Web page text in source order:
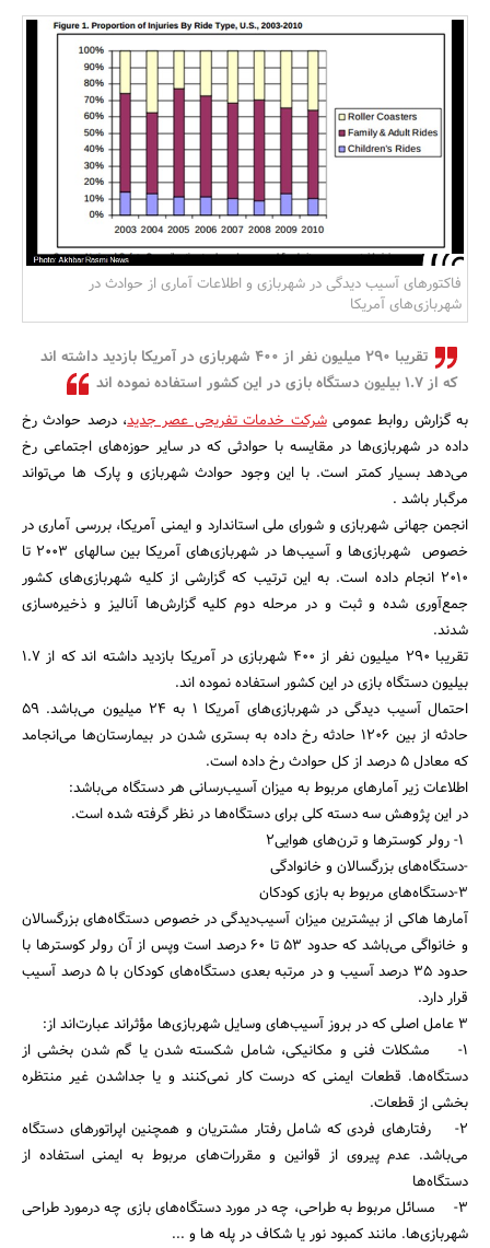
بانک، بیمه و سرمایه
مسکن و ساختمان
جستجو
فاکتورهای آسیب دیدگی در شهربازی و اطلاعات آماری از حوادث در
شهربازی‌های آمریکا
تقریبا 290 میلیون نفر از 400 شهربازی در آمریکا بازدید داشته ‌اند
که از 1.7 بیلیون دستگاه بازی در این کشور استفاده نموده اند
به گزارش روابط عمومیشرکت خدمات تفریحی عصر جدید، درصد حوادث رخ
داده در شهربازی‌ها در مقایسه با حوادثی که در سایر حوزه‌های اجتماعی رخ
می‌دهد بسیار کمتر است. با این وجود حوادث شهربازی و پارک ها می‌تواند
مرگبار باشد .
انجمن جهانی شهربازی و شورای ملی استاندارد و ایمنی آمریکا، بررسی آماری در
خصوص شهربازی‌ها و آسیب‌ها در شهربازی‌های آمریکا بین سالهای 2003 تا
2010 انجام داده است. به این ترتیب که گزارشی از کلیه شهربازی‌های کشور
جمع‌آوری شده و ثبت و در مرحله دوم کلیه گزارش‌ها آنالیز و ذخیره‌سازی
شدند.
تقریبا 290 میلیون نفر از 400 شهربازی در آمریکا بازدید داشته ‌اند که از 1.7
بیلیون دستگاه بازی در این کشور استفاده نموده اند.
احتمال آسیب دیدگی در شهربازی‌های آمریکا 1 به 24 میلیون می‌باشد. 59
حادثه از بین 1206 حادثه رخ داده به بستری شدن در بیمارستان‌ها می‌انجامد
که معادل 5 درصد از کل حوادث رخ داده است.
اطلاعات زیر آمارهای مربوط به میزان آسیب‌رسانی هر دستگاه می‌باشد:
در این پژوهش سه دسته کلی برای دستگاه‌ها در نظر گرفته شده است.
-دستگاه‌های بزرگسالان و خانوادگی
3-دستگاه‌های مربوط به بازی کودکان
آمارها هاکی از بیشترین میزان آسیب‌دیدگی در خصوص دستگاه‌های بزرگسالان
و خانواگی می‌باشد که حدود 53 تا 60 درصد است وپس از آن رولر کوستر‌ها با
حدود 35 درصد آسیب و در مرتبه بعدی دستگاه‌های کودکان با 5 درصد آسیب
قرار دارد.
3 عامل اصلی که در بروز آسیب‌های وسایل شهربازی‌ها مؤثراند عبارت‌اند از:
1- مشکلات فنی و مکانیکی، شامل شکسته شدن یا گم شدن بخشی از
دستگاه‌ها. قطعات ایمنی که درست کار نمی‌کنند و یا جداشدن غیر منتظره
بخشی از قطعات.
2- رفتار‌های فردی که شامل رفتار مشتریان و همچنین اپراتورهای دستگاه
می‌باشد. عدم پیروی از قوانین و مقررات‌های مربوط به ایمنی استفاده از
دستگاه‌ها
3- مسائل مربوط به طراحی، چه در مورد دستگاه‌های بازی چه درمورد طراحی
شهربازی‌ها. مانند کمبود نور یا شکاف در پله ها و ...